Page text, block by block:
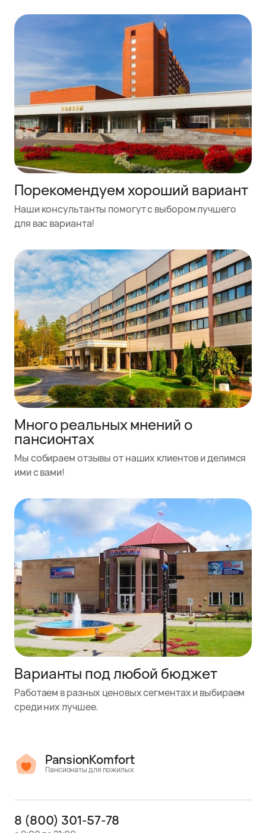
Порекомендуем хороший вариант
Наши консультанты помогут с выбором лучшего
для вас варианта!
Много реальных мнений о
пансионтах
Мы собираем отзывы от наших клиентов и делимся
ими с вами!
Варианты под любой бюджет
Работаем в разных ценовых сегментах и выбираем
среди них лучшее.
PansionKomfort
Пансионаты для пожилых
8 (800) 301-57-78